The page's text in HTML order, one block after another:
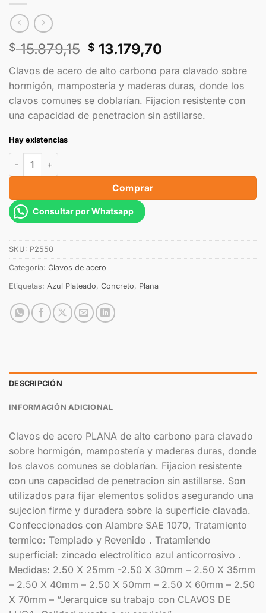
$15.879,15 $ 13.179,70
Clavos de acero de alto carbono para clavado sobre
hormigón, mampostería y maderas duras, donde los
clavos comunes se doblarían. Fijacion resistente con
una capacidad de penetracion sin astillarse.
Hay existencias
Comprar
Consultar por Whatsapp
SKU: P2550
Categoría: Clavos de acero
Etiquetas: Azul Plateado, Concreto, Plana
DESCRIPCIÓN
INFORMACIÓN ADICIONAL
Clavos de acero PLANA de alto carbono para clavado
sobre hormigón, mampostería y maderas duras, donde
los clavos comunes se doblarían. Fijacion resistente
con una capacidad de penetracion sin astillarse. Son
utilizados para fijar elementos solidos asegurando una
sujecion firme y duradera sobre la superficie clavada.
Confeccionados con Alambre SAE 1070, Tratamiento
termico: Templado y Revenido . Tratamiendo
superficial: zincado electrolitico azul anticorrosivo .
Medidas: 2.50 X 25mm -2.50 X 30mm – 2.50 X 35mm
– 2.50 X 40mm – 2.50 X 50mm – 2.50 X 60mm – 2.50
X 70mm – “Jerarquice su trabajo con CLAVOS DE